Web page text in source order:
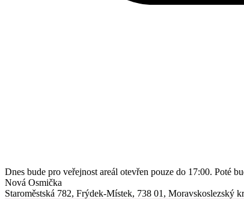
Dnes bude pro veřejnost areál otevřen pouze do 17:00. Poté
Nová Osmička
Staroměstská 782, Frýdek-Místek, 738 01 , Moravskoslezský